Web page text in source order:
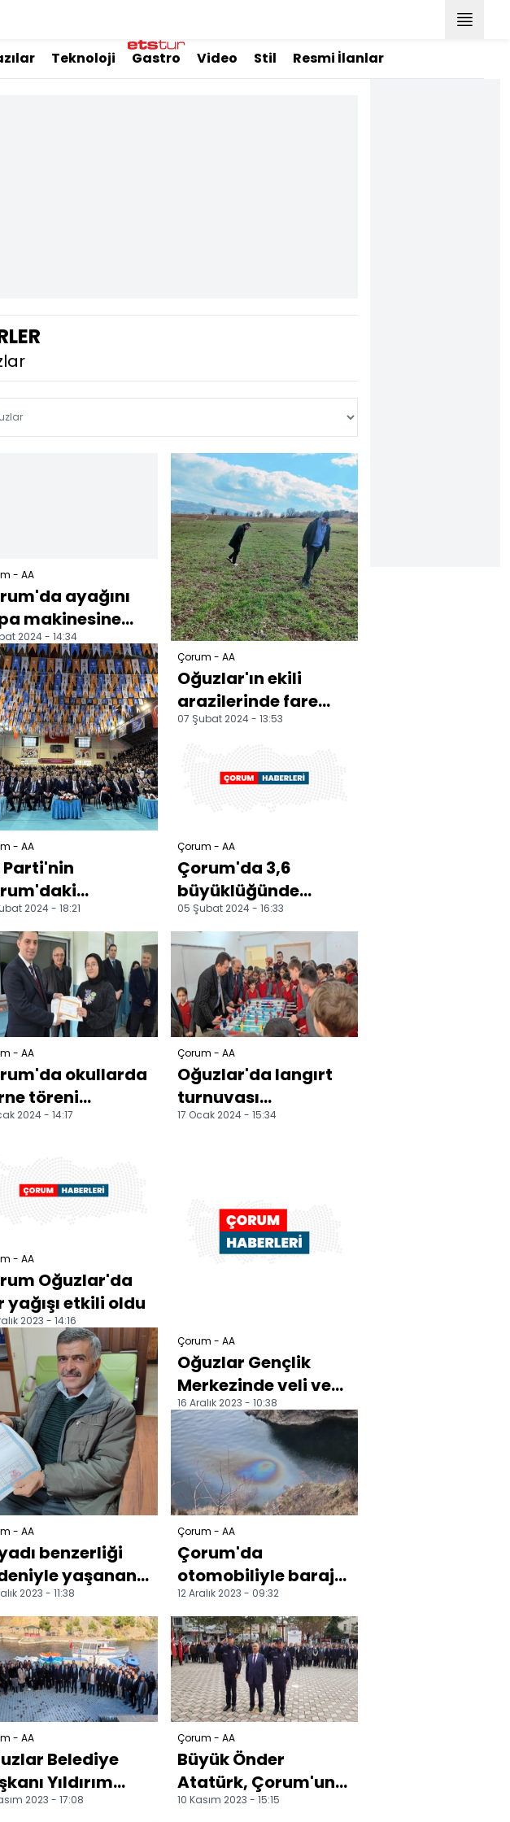
Teknoloji Gastro Video Stil Resmi İlanlar
- AA
ayağını
makinesine
kişi
2024 - 14:34
- AA
Parti'nin
başkan
tanıtıldı
2024 - 18:21
Çorum - AA
Oğuzlar'ın ekili
arazilerinde fare
popülasyonu
07 Şubat 2024 - 13:53
Çorum - AA
Çorum'da 3,6
büyüklüğünde
deprem meydana
geldi
05 Şubat 2024 - 16:33
- AA
okullarda
töreni
2024 - 14:17
Çorum - AA
Oğuzlar'da langırt
turnuvası
düzenlendi
17 Ocak 2024 - 15:34
- AA
Oğuzlar'da
yağışı etkili oldu
2023 - 14:16
- AA
benzerliği
yaşanan
problemi, 3
çö...
2023 - 11:38
Çorum - AA
Oğuzlar Gençlik
Merkezinde veli ve
öğrencilere değerler
eğitimi veriliyor
16 Aralık 2023 - 10:38
Çorum - AA
Çorum'da
otomobiliyle baraj
gölüne düşen
hemşire yüzerek
kıyıya çıktı
12 Aralık 2023 - 09:32
- AA
Belediye
Yıldırım
2023 - 17:08
Çorum - AA
Büyük Önder
Atatürk, Çorum'un
ilçelerinde anıldı
10 Kasım 2023 - 15:15